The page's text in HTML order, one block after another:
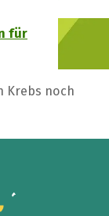
für
Krebs noch